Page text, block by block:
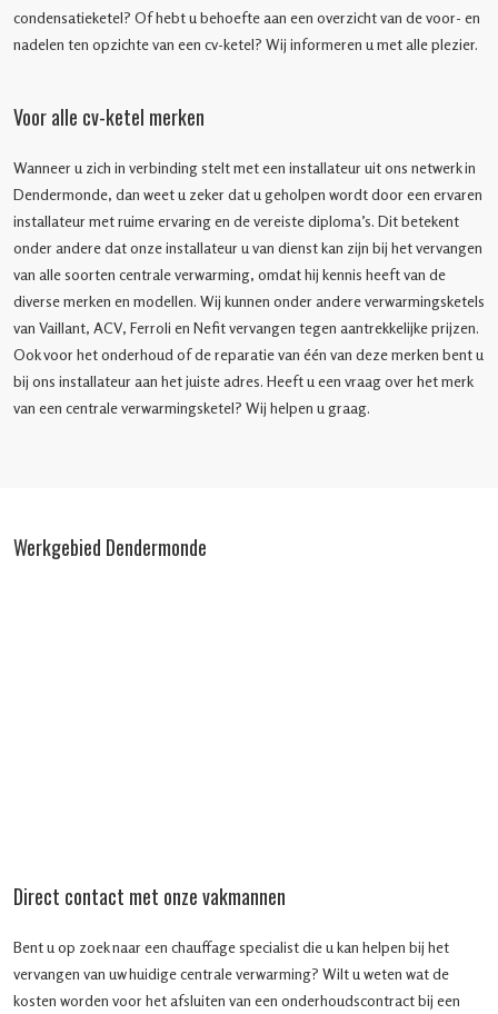
condensatieketel? Of hebt u behoefte aan een overzicht van de voor- en
nadelen ten opzichte van een cv-ketel? Wij informeren u met alle plezier.
Voor alle cv-ketel merken
Wanneer u zich in verbinding stelt met een installateur uit ons netwerk in
Dendermonde, dan weet u zeker dat u geholpen wordt door een ervaren
installateur met ruime ervaring en de vereiste diploma’s. Dit betekent
onder andere dat onze installateur u van dienst kan zijn bij het vervangen
van alle soorten centrale verwarming, omdat hij kennis heeft van de
diverse merken en modellen. Wij kunnen onder andere verwarmingsketels
van Vaillant, ACV, Ferroli en Nefit vervangen tegen aantrekkelijke prijzen.
Ook voor het onderhoud of de reparatie van één van deze merken bent u
bij ons installateur aan het juiste adres. Heeft u een vraag over het merk
van een centrale verwarmingsketel? Wij helpen u graag.
Werkgebied Dendermonde
Direct contact met onze vakmannen
Bent u op zoek naar een chauffage specialist die u kan helpen bij het
vervangen van uw huidige centrale verwarming? Wilt u weten wat de
kosten worden voor het afsluiten van een onderhoudscontract bij een